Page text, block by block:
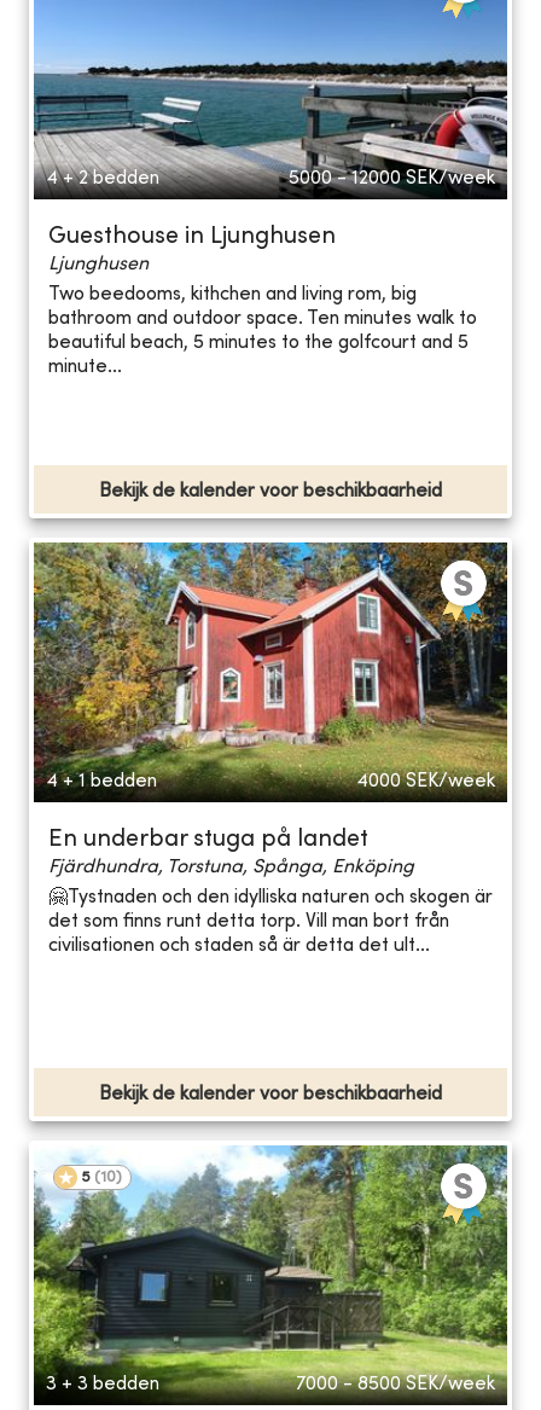
4 + 2 bedden 5000 - 12000 SEK/week
Guesthouse in Ljunghusen
Ljunghusen
Two beedooms, kithchen and living rom, big
bathroom and outdoor space. Ten minutes walk to
beautiful beach, 5 minutes to the golfcourt and 5
minute...
Bekijk de kalender voor beschikbaarheid
4 + 1 bedden 4000 SEK/week
En underbar stuga på landet
Fjärdhundra, Torstuna, Spånga, Enköping
🤗Tystnaden och den idylliska naturen och skogen är
det som finns runt detta torp. Vill man bort från
civilisationen och staden så är detta det ult...
Bekijk de kalender voor beschikbaarheid
5 (10)
3 + 3 bedden 7000 - 8500 SEK/week